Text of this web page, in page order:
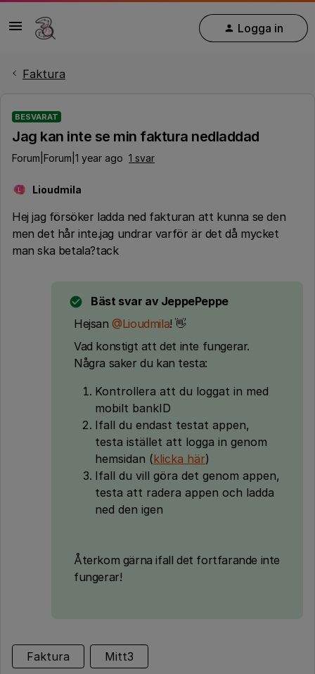
Logga in
Faktura
BESVARAT
Jag kan inte se min faktura nedladdad
Forum|Forum|1 year ago 1 svar
Lioudmila
Hej jag försöker ladda ned fakturan att kunna se den
men det hår inte.jag undrar varför är det då mycket
man ska betala?tack
Bäst svar av JeppePeppe
Hejsan@Lioudmila! 👋
Vad konstigt att det inte fungerar.
Några saker du kan testa:
Kontrollera att du loggat in med
mobilt bankID
Ifall du endast testat appen,
testa istället att logga in genom
hemsidan (klicka här)
Ifall du vill göra det genom appen,
testa att radera appen och ladda
ned den igen
Återkom gärna ifall det fortfarande inte
fungerar!
Faktura Mitt3